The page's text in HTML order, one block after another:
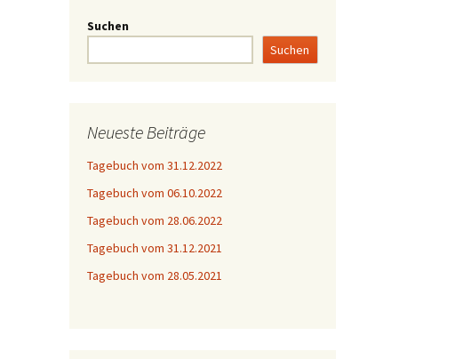
Suchen
Suchen
Neueste Beiträge
Tagebuch vom 31.12.2022
Tagebuch vom 06.10.2022
Tagebuch vom 28.06.2022
Tagebuch vom 31.12.2021
Tagebuch vom 28.05.2021